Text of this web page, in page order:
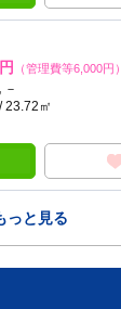
（管理費等6,000円）
23.72㎡
っと見る